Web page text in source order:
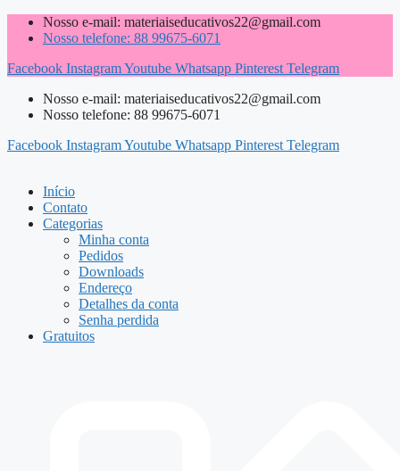
Pular
para
conteúdo
Nosso e-mail: materiaiseducativos22@gmail.com
Nosso telefone: 88 99675-6071
Facebook InstagramYoutube Whatsapp Pinterest Telegram
Nosso e-mail: materiaiseducativos22@gmail.com
Nosso telefone: 88 99675-6071
Facebook InstagramYoutube Whatsapp Pinterest Telegram
Início
Contato
Categorias
Minha conta
Pedidos
Downloads
Endereço
Detalhes da conta
Senha perdida
Gratuitos